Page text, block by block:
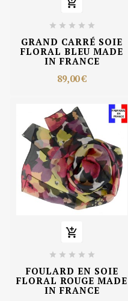

    
GRAND CARRÉ SOIE
FLORAL BLEU MADE
IN FRANCE
89,00 €

    
FOULARD EN SOIE
FLORAL ROUGE MADE
IN FRANCE